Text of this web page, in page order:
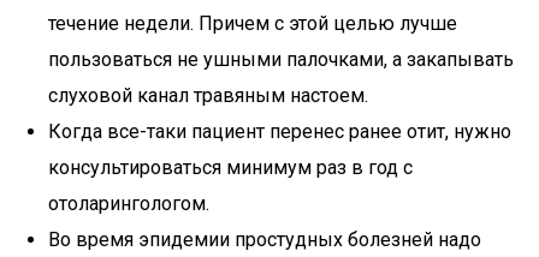
течение недели. Причем с этой целью лучше
пользоваться не ушными палочками, а закапывать
слуховой канал травяным настоем.
Когда все-таки пациент перенес ранее отит, нужно
консультироваться минимум раз в год с
отоларингологом.
Во время эпидемии простудных болезней надо